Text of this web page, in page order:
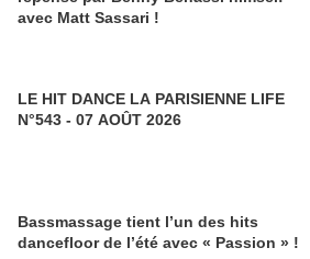
avec Matt Sassari !
LE HIT DANCE LA PARISIENNE LIFE
N°543 - 07 AOÛT 2026
Bassmassage tient l’un des hits
dancefloor de l’été avec « Passion » !